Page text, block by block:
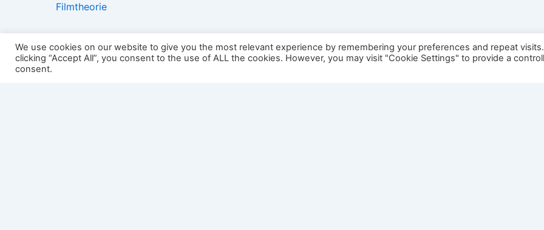
Filmtheorie
2501:
We use cookies on our website to give you the most relevant experience by remembering your preferences and repeat
clicking “Accept All”, you consent to the use of ALL the cookies. However, you may visit "Cookie Settings" to provide a
consent.